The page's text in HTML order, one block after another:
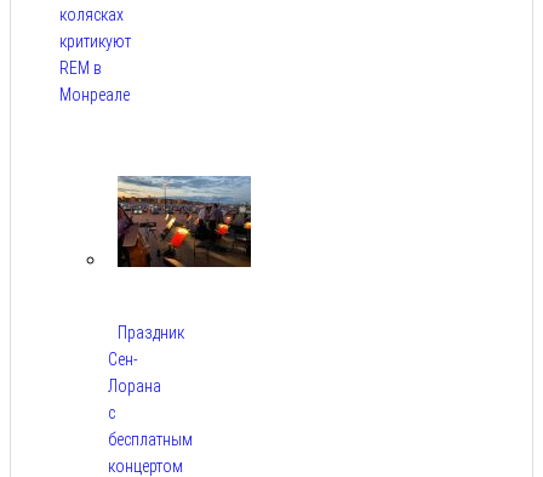
колясках
критикуют
REM в
Монреале
Праздник
Сен-
Лорана
с
бесплатным
концертом